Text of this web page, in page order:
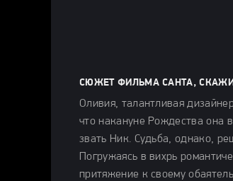
СЮЖЕТ ФИЛЬМА САНТА, СКАЖИ
Оливия, талантливая
что накануне Рождества она
звать Ник. Судьба, однако,
Погружаясь в вихрь
притяжение к своему